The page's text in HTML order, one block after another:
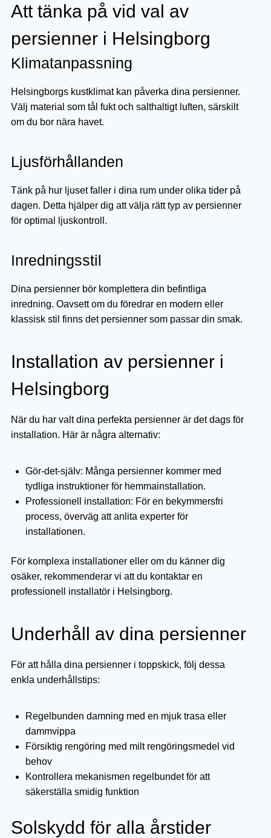
Att tänka på vid val av
persienner i Helsingborg
Klimatanpassning
Helsingborgs kustklimat kan påverka dina persienner.
Välj material som tål fukt och salthaltigt luften, särskilt
om du bor nära havet.
Ljusförhållanden
Tänk på hur ljuset faller i dina rum under olika tider på
dagen. Detta hjälper dig att välja rätt typ av persienner
för optimal ljuskontroll.
Inredningsstil
Dina persienner bör komplettera din befintliga
inredning. Oavsett om du föredrar en modern eller
klassisk stil finns det persienner som passar din smak.
Installation av persienner i
Helsingborg
När du har valt dina perfekta persienner är det dags för
installation. Här är några alternativ:
Gör-det-själv: Många persienner kommer med
tydliga instruktioner för hemmainstallation.
Professionell installation: För en bekymmersfri
process, överväg att anlita experter för
installationen.
För komplexa installationer eller om du känner dig
osäker, rekommenderar vi att du kontaktar en
professionell installatör i Helsingborg.
Underhåll av dina persienner
För att hålla dina persienner i toppskick, följ dessa
enkla underhållstips:
Regelbunden damning med en mjuk trasa eller
dammvippa
Försiktig rengöring med milt rengöringsmedel vid
behov
Kontrollera mekanismen regelbundet för att
säkerställa smidig funktion
Solskydd för alla årstider